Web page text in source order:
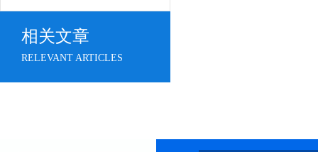
相关文章
RELEVANT ARTICLES